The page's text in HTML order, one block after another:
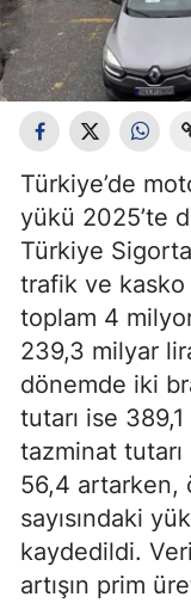
Türkiye’de
yükü 2025’te
Türkiye
trafik ve kasko
toplam 4
239,3 milyar
dönemde iki
tutarı ise
tazminat tutarı
56,4 artarken,
sayısındaki
kaydedildi.
artışın prim